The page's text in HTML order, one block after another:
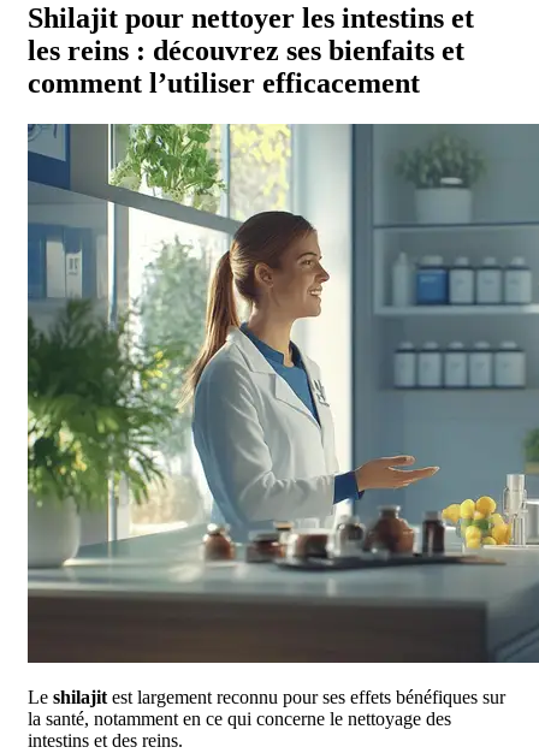
Shilajit pour nettoyer les intestins et
les reins : découvrez ses bienfaits et
comment l’utiliser efficacement
Le shilajit est largement reconnu pour ses effets bénéfiques sur
la santé, notamment en ce qui concerne le nettoyage des
intestins et des reins.